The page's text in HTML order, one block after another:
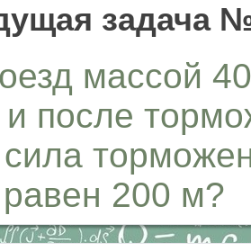
задача
массой
после
200 м?